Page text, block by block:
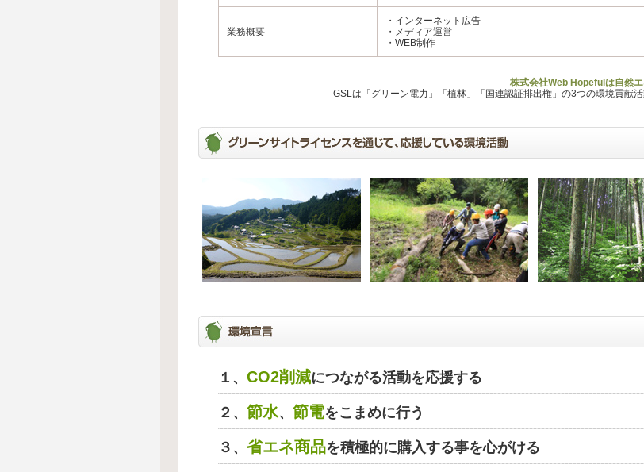
業務概要
・インターネット広告
・メディア運営
・WEB制作
株式会社Web Hopefulは自然
GSLは「グリーン電力」「植林」「国連認証排出権」の3つの環境貢献
１、 CO2削減につながる活動を応援する
２、 節水、 節電をこまめに行う
３、 省エネ商品を積極的に購入する事を心がける